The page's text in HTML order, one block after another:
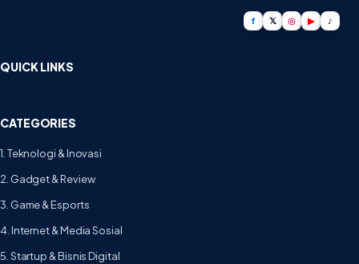
f 𝕏 ◎ ▶ ♪
QUICK LINKS
CATEGORIES
1. Teknologi & Inovasi
2. Gadget & Review
3. Game & Esports
4. Internet & Media Sosial
5. Startup & Bisnis Digital